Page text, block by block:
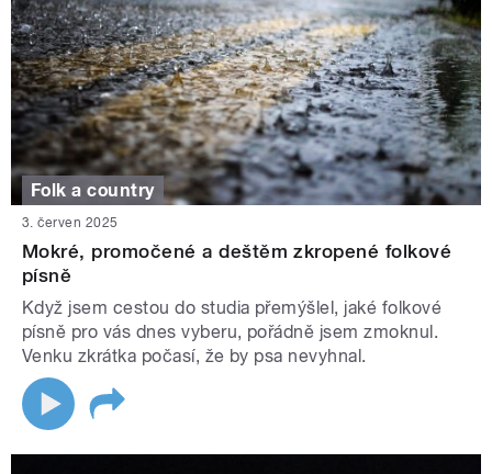
Folk a country
3. červen 2025
Mokré, promočené a deštěm zkropené folkové
písně
Když jsem cestou do studia přemýšlel, jaké folkové
písně pro vás dnes vyberu, pořádně jsem zmoknul.
Venku zkrátka počasí, že by psa nevyhnal.